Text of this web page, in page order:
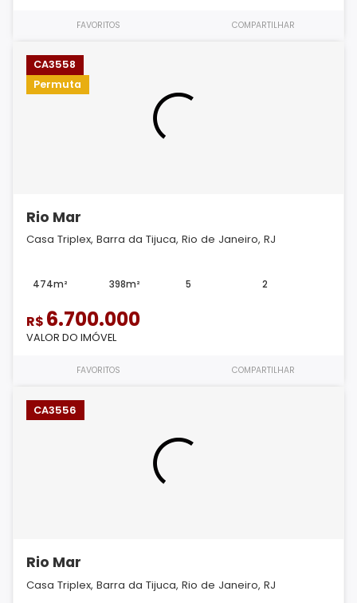
FAVORITOS COMPARTILHAR
CA3558
Permuta
Rio Mar
Casa Triplex, Barra da Tijuca, Rio de Janeiro, RJ
474m² 398m² 5 2
R$ 6.700.000
VALOR DO IMÓVEL
FAVORITOS COMPARTILHAR
CA3556
Rio Mar
Casa Triplex, Barra da Tijuca, Rio de Janeiro, RJ